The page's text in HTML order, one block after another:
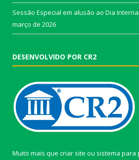
Sessão Especial em alusão ao Dia
março de 2026
DESENVOLVIDO POR CR2
Muito mais que criar site ou sistema para